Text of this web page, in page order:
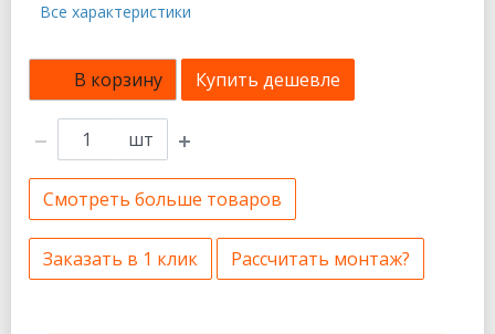
Все характеристики
В корзину Купить дешевле
шт
Смотреть больше товаров
Заказать в 1 клик Рассчитать монтаж?